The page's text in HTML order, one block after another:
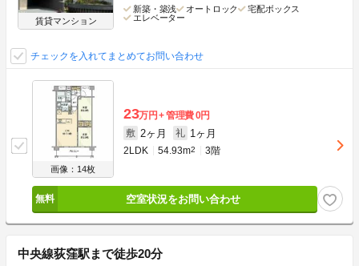
賃貸マンション
新築・築浅 オートロック
宅配ボックス
エレベーター
チェックを入れてまとめてお問い合わせ
画像：14枚
23万円 管理費0円
敷 2ヶ月 礼 1ヶ月
2LDK 54.93m2 3階
空室状況をお問い合わせ
中央線荻窪駅まで徒歩20分